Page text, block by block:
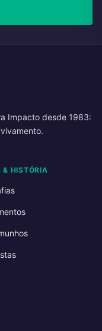
Impacto desde 1983:
& HISTÓRIA